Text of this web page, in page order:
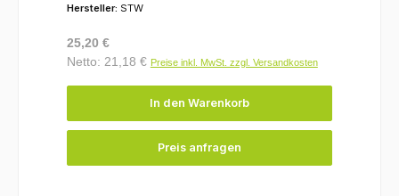
Hersteller: STW
Regulärer Preis:
25,20 €
Netto: 21,18 € Preise inkl. MwSt. zzgl. Versandkosten
In den Warenkorb
Preis anfragen